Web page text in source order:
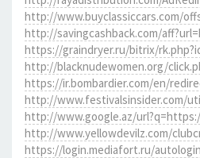
http://www.buyclassiccars.com/
http://savingcashback.com/
https://graindryer.ru/bitrix/
http://blacknudewomen.org/
https://ir.bombardier.com/en/
http://www.festivalsinsider.com/
http://www.google.az/
http://www.yellowdevilz.com/
https://login.mediafort.ru/